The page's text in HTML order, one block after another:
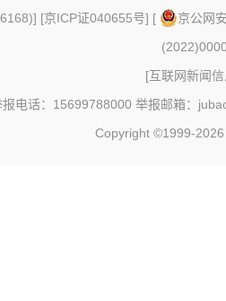
] [京ICP证040655号] [
京公网
[互联网新闻
电话：15699788000 举报邮箱：
Copyright ©1999-